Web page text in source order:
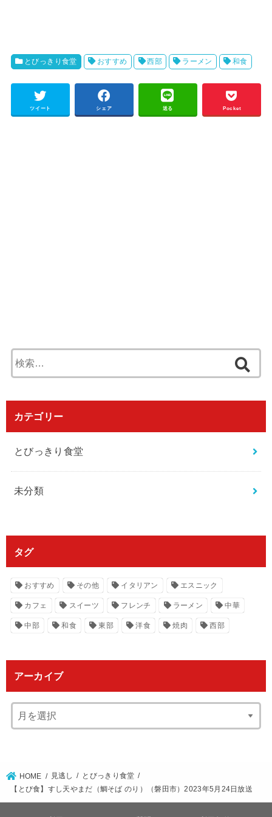
とびっきり食堂 おすすめ 西部 ラーメン 和食
ツイート シェア 送る Pocket
索
カテゴリー
とびっきり食堂
未分類
タグ
おすすめ その他 イタリアン エスニック
カフェ スイーツ フレンチ ラーメン 中華
中部 和食 東部 洋食 焼肉 西部
アーカイブ
HOME 見逃し
とびっきり食堂
【とび食】すし天やまだ（鯛そば のり）（磐田市）2023年5月24日放送